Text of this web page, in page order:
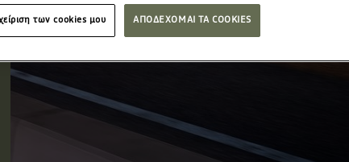
ΑΠΟΔΕΧΟΜΑΙ ΤΑ COOKIES
των cookies μου